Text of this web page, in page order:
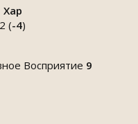
Хар
2 (-4)
Восприятие 9